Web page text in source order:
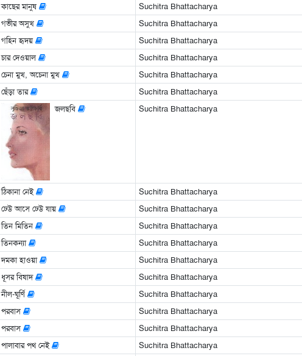
কাছের মানুষ
Suchitra Bhattacharya
গভীর অসুখ
Suchitra Bhattacharya
গহিন হৃদয়
Suchitra Bhattacharya
চার দেওয়াল
Suchitra Bhattacharya
চেনা মুখ, অচেনা মুখ
Suchitra Bhattacharya
ছেঁড়া তার
Suchitra Bhattacharya
জলছবি
Suchitra Bhattacharya
ঠিকানা নেই Suchitra Bhattacharya
ঢেউ আসে ঢেউ যায়
Suchitra Bhattacharya
তিন মিতিন
Suchitra Bhattacharya
তিনকন্যা
Suchitra Bhattacharya
দমকা হাওয়া
Suchitra Bhattacharya
ধূসর বিষাদ
Suchitra Bhattacharya
নীল-ঘূর্ণি
Suchitra Bhattacharya
পরবাস
Suchitra Bhattacharya
পরবাস
Suchitra Bhattacharya
পালাবার পথ নেই
Suchitra Bhattacharya